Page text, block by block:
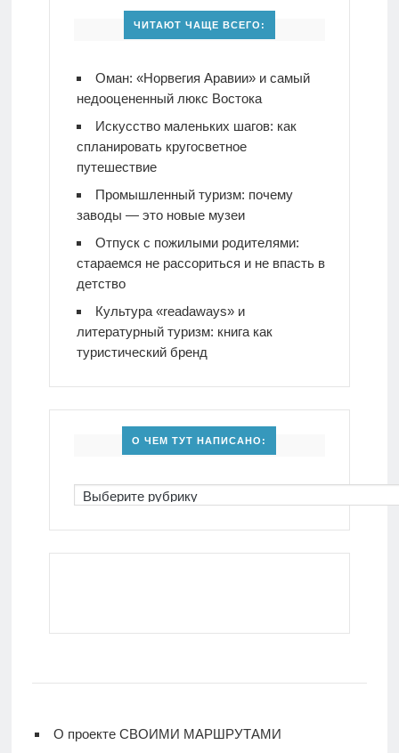
ЧИТАЮТ ЧАЩЕ ВСЕГО:
Оман: «Норвегия Аравии» и самый
недооцененный люкс Востока
Искусство маленьких шагов: как
спланировать кругосветное
путешествие
Промышленный туризм: почему
заводы — это новые музеи
Отпуск с пожилыми родителями:
стараемся не рассориться и не впасть в
детство
Культура «readaways» и
литературный туризм: книга как
туристический бренд
О ЧЕМ ТУТ НАПИСАНО:
О проекте СВОИМИ МАРШРУТАМИ